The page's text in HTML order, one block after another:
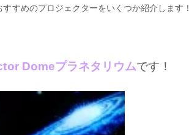
すめのプロジェクターをいくつか紹介します！
Domeプラネタリウムです！